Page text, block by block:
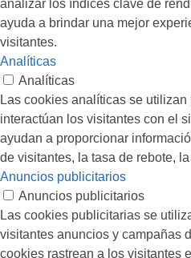
analizar los índices clave de
ayuda a brindar una mejor
visitantes.
Analíticas
Analíticas
Las cookies analíticas se
interactúan los visitantes con el
ayudan a proporcionar
de visitantes, la tasa de rebote,
Anuncios publicitarios
Anuncios publicitarios
Las cookies publicitarias se
visitantes anuncios y campañas
cookies rastrean a los visitantes